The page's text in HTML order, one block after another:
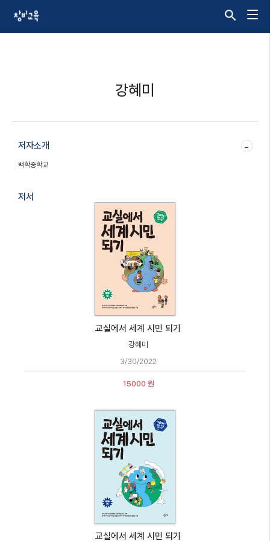
강혜미
-
저자소개
백학중학교
저서
교실에서 세계 시민 되기
강혜미
3/30/2022
15000 원
교실에서 세계 시민 되기